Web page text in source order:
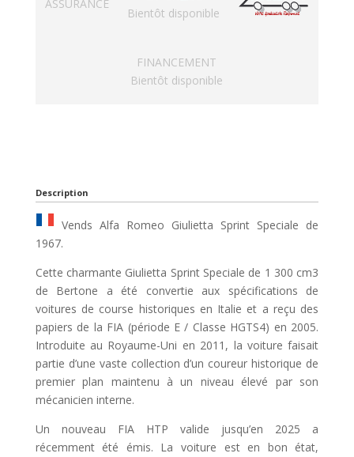
ASSURANCE
Bientôt disponible
FINANCEMENT
Bientôt disponible
Description
Vends Alfa Romeo Giulietta Sprint Speciale de
1967.
Cette charmante Giulietta Sprint Speciale de 1 300 cm3
de Bertone a été convertie aux spécifications de
voitures de course historiques en Italie et a reçu des
papiers de la FIA (période E / Classe HGTS4) en 2005.
Introduite au Royaume-Uni en 2011, la voiture faisait
partie d’une vaste collection d’un coureur historique de
premier plan maintenu à un niveau élevé par son
mécanicien interne.
Un nouveau FIA ​​HTP valide jusqu’en 2025 a
récemment été émis. La voiture est en bon état,